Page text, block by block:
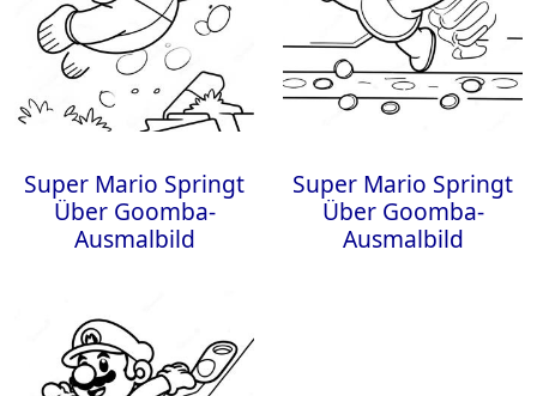
Super Mario Springt
Über Goomba-
Ausmalbild
Super Mario Springt
Über Goomba-
Ausmalbild